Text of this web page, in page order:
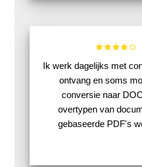
Ik werk dagelijks met
ontvang en soms
conversie naar
overtypen van
gebaseerde PDF's